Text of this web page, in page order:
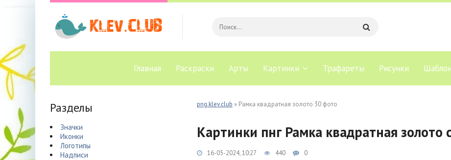
Главная Раскраски Арты Картинки Трафареты Рисунки
png.klev.club » Рамка квадратная золото 30 фото
Картинки пнг Рамка квадратная золото
16-05-2024, 10:27 440 0
Разделы
Значки
Иконки
Логотипы
Надписи